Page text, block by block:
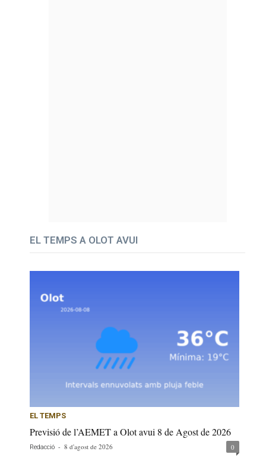
EL TEMPS A OLOT AVUI
EL TEMPS
Previsió de l’AEMET a Olot avui 8 de Agost de 2026
Redacció - 8 d'agost de 2026 0